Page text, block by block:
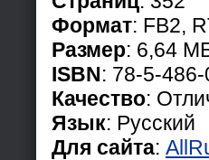
Формат: FB2,
Размер: 6,64
ISBN: 78-5-
Качество:
Язык: Русский
Для сайта: